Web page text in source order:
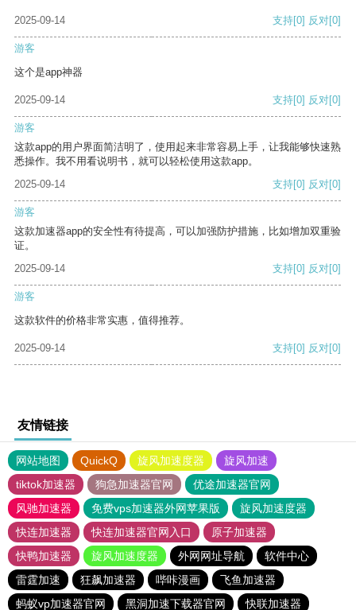
2025-09-14 支持[0] 反对[0]
游客
这个是app神器
2025-09-14 支持[0] 反对[0]
游客
这款app的用户界面简洁明了，使用起来非常容易上手，让我能够快速熟
悉操作。我不用看说明书，就可以轻松使用这款app。
2025-09-14
支持[0] 反对[0]
游客
这款加速器app的安全性有待提高，可以加强防护措施，比如增加双重验
证。
2025-09-14
支持[0] 反对[0]
游客
这款软件的价格非常实惠，值得推荐。
2025-09-14 支持[0] 反对[0]
友情链接
网站地图 QuickQ 旋风加速度器
旋风加速
tiktok加速器
狗急加速器官网
优途加速器官网
风驰加速器
免费vps加速器外网苹果版
旋风加速度器
快连加速器
快连加速器官网入口
原子加速器
快鸭加速器
旋风加速度器 外网网址导航
软件中心
雷霆加速
狂飙加速器 哔咔漫画
飞鱼加速器
蚂蚁vp加速器官网
黑洞加速下载器官网 快联加速器